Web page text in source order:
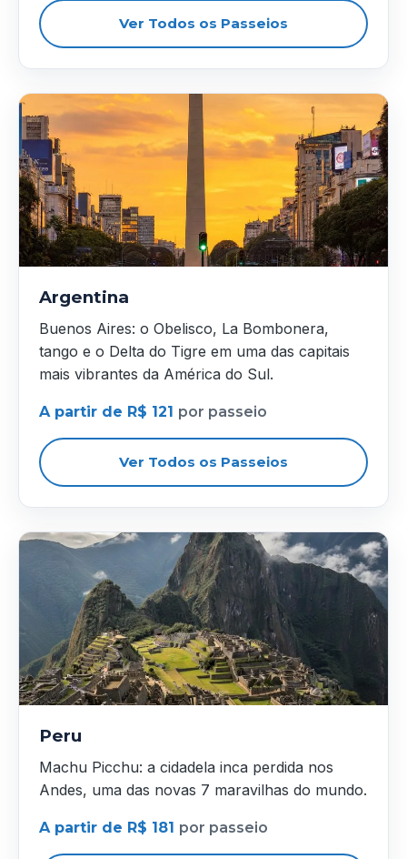
Ver Todos os Passeios
Argentina
Buenos Aires: o Obelisco, La Bombonera,
tango e o Delta do Tigre em uma das capitais
mais vibrantes da América do Sul.
A partir de R$ 121 por passeio
Ver Todos os Passeios
Peru
Machu Picchu: a cidadela inca perdida nos
Andes, uma das novas 7 maravilhas do mundo.
A partir de R$ 181 por passeio